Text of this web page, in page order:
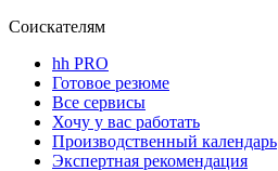
Соискателям
hh PRO
Готовое резюме
Все сервисы
Хочу у вас работать
Производственный календарь
Экспертная рекомендация